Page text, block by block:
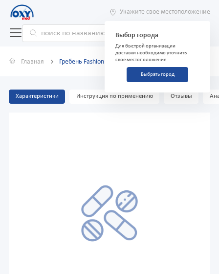
Укажите свое местоположение
Выбор города
Для быстрой организации
доставки необходимо уточнить
свое местоположение
Выбрать город
Главная Гребень Fashion розовый
Характеристики Инструкция по применению Отзывы